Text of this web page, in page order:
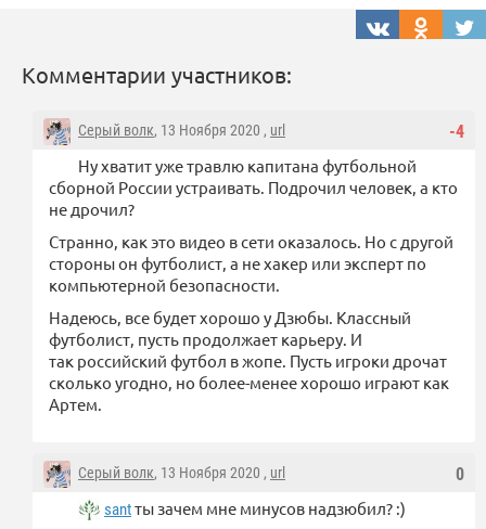
Комментарии участников:
-4
Серый волк, 13 Ноября 2020 , url
Ну хватит уже травлю капитана футбольной
сборной России устраивать. Подрочил человек, а кто
не дрочил?
Странно, как это видео в сети оказалось. Но с другой
стороны он футболист, а не хакер или эксперт по
компьютерной безопасности.
Надеюсь, все будет хорошо у Дзюбы. Классный
футболист, пусть продолжает карьеру. И
так российский футбол в жопе. Пусть игроки дрочат
сколько угодно, но более-менее хорошо играют как
Артем.
0
Серый волк, 13 Ноября 2020 , url
santты зачем мне минусов надзюбил? :)